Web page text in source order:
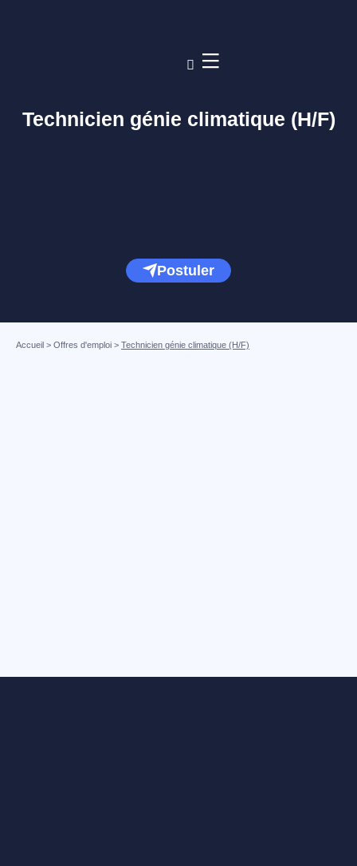
Technicien génie climatique (H/F)
Postuler
Accueil > Offres d'emploi > Technicien génie climatique (H/F)